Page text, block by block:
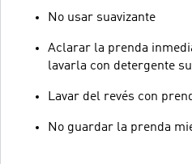
No usar suavizante
Aclarar la prenda
lavarla con detergente
Lavar del revés con
No guardar la prenda